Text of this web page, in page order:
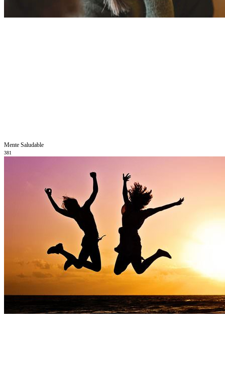
Mente Saludable
381